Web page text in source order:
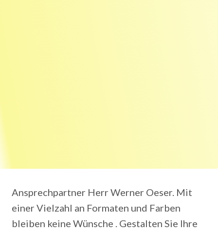
Ansprechpartner Herr Werner Oeser. Mit
einer Vielzahl an Formaten und Farben
bleiben keine Wünsche . Gestalten Sie Ihre